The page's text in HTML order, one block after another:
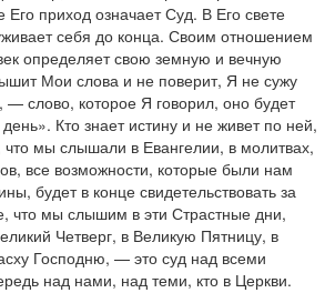
приход означает Суд. В Его свете
себя до конца. Своим отношением
определяет свою земную и вечную
Мои слова и не поверит, Я не сужу
— слово, которое Я говорил, оно будет
Кто знает истину и не живет по ней,
что мы слышали в Евангелии, в молитвах,
все возможности, которые были нам
будет в конце свидетельствовать за
что мы слышим в эти Страстные дни,
Четверг, в Великую Пятницу, в
Господню, — это суд над всеми
над нами, над теми, кто в Церкви.